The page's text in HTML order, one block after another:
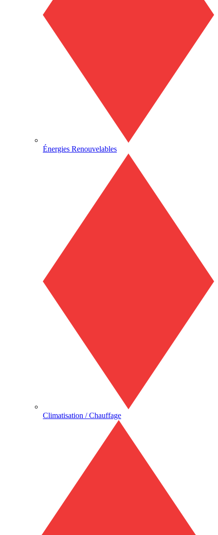
Énergies Renouvelables
Climatisation / Chauffage